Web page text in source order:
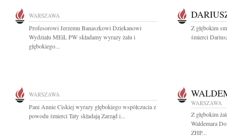
WARSZAWA
Profesorowi Jerzemu Banaszkowi Dziekanowi
Wydziału MEiL PW składamy wyrazy żalu i
głębokiego...
Z głębokim
śmierci
WARSZAWA
Pani Annie Ciskiej wyrazy głębokiego współczucia z
powodu śmierci Taty składają Zarząd i...
WARSZAWA
Z głębokim
Waldemara
ZHP...